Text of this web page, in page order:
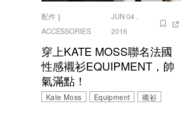
配件｜
ACCESSORIES
JUN 04 ,
2016
穿上KATE MOSS聯名法國
性感襯衫EQUIPMENT，帥
氣滿點！
Kate Moss Equipment 襯衫